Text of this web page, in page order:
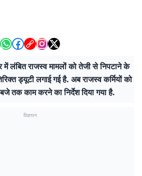
लंबित राजस्व मामलों को तेजी से निपटाने के
ड्यूटी लगाई गई है. अब राजस्व कर्मियों को
तक काम करने का निर्देश दिया गया है.
विज्ञापन